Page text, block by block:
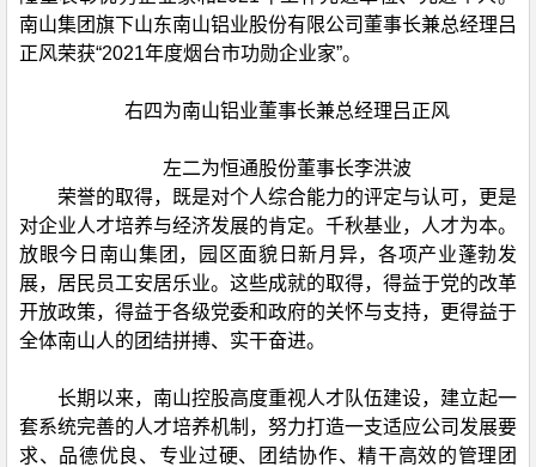
南山集团旗下山东南山铝业股份有限公司董事长兼总经理吕
正风荣获“2021年度烟台市功勋企业家”。
右四为南山铝业董事长兼总经理吕正风
左二为恒通股份董事长李洪波
荣誉的取得，既是对个人综合能力的评定与认可，更是
对企业人才培养与经济发展的肯定。千秋基业，人才为本。
放眼今日南山集团，园区面貌日新月异，各项产业蓬勃发
展，居民员工安居乐业。这些成就的取得，得益于党的改革
开放政策，得益于各级党委和政府的关怀与支持，更得益于
全体南山人的团结拼搏、实干奋进。
长期以来，南山控股高度重视人才队伍建设，建立起一
套系统完善的人才培养机制，努力打造一支适应公司发展要
求、品德优良、专业过硬、团结协作、精干高效的管理团